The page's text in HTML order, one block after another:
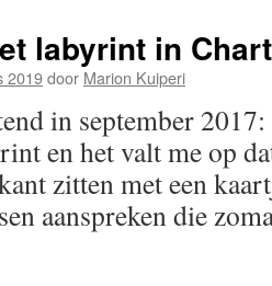
labyrint in
2019door Marion Kuiperi
in september 2017:
en het valt me op
zitten met een
aanspreken die